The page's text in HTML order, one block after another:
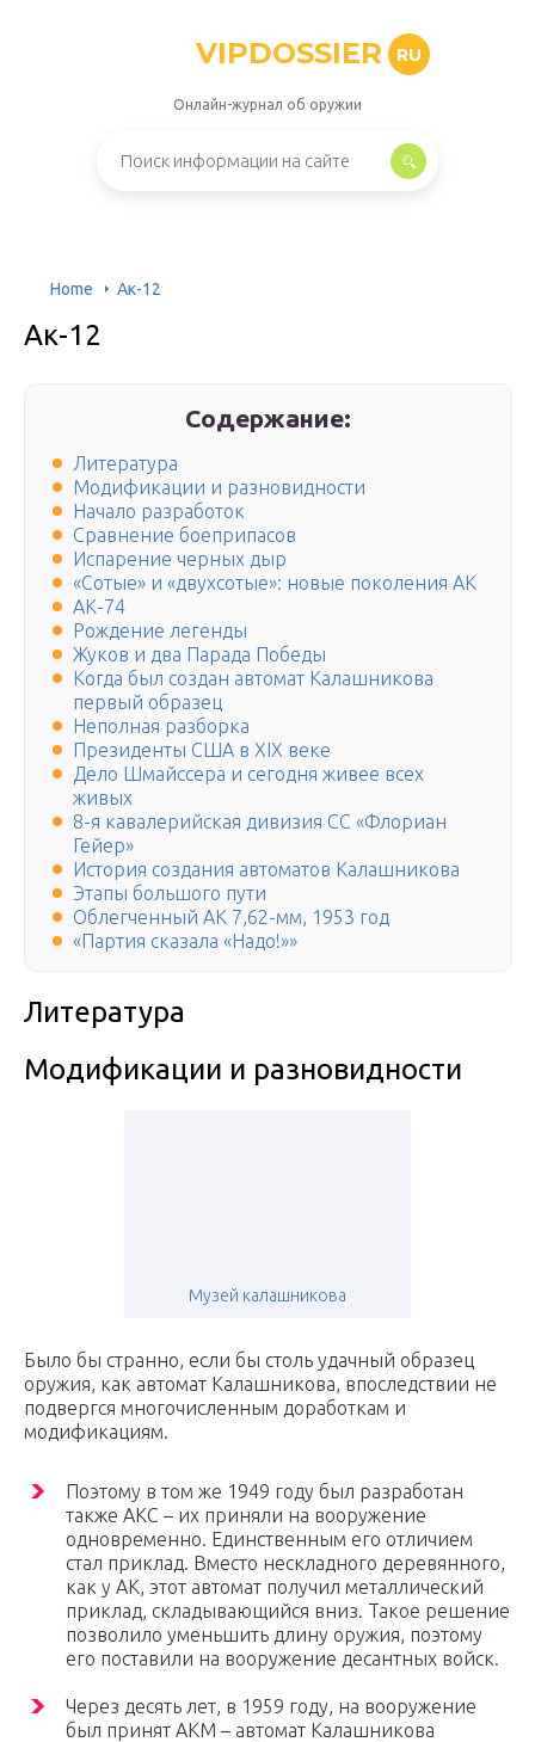
VIPDOSSIER RU
Онлайн-журнал об оружии
Home Ак-12
Ак-12
Содержание:
Литература
Модификации и разновидности
Начало разработок
Сравнение боеприпасов
Испарение черных дыр
«Сотые» и «двухсотые»: новые поколения АК
АК-74
Рождение легенды
Жуков и два Парада Победы
Когда был создан автомат Калашникова
первый образец
Неполная разборка
Президенты США в XIX веке
Дело Шмайссера и сегодня живее всех
живых
8-я кавалерийская дивизия СС «Флориан
Гейер»
История создания автоматов Калашникова
Этапы большого пути
Облегченный АК 7,62-мм, 1953 год
«Партия сказала «Надо!»»
Литература
Модификации и разновидности
Музей калашникова
Было бы странно, если бы столь удачный образец
оружия, как автомат Калашникова, впоследствии не
подвергся многочисленным доработкам и
модификациям.
Поэтому в том же 1949 году был разработан
также АКС – их приняли на вооружение
одновременно. Единственным его отличием
стал приклад. Вместо нескладного деревянного,
как у АК, этот автомат получил металлический
приклад, складывающийся вниз. Такое решение
позволило уменьшить длину оружия, поэтому
его поставили на вооружение десантных войск.
Через десять лет, в 1959 году, на вооружение
был принят АКМ – автомат Калашникова